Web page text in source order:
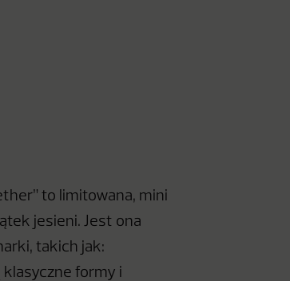
to limitowana, mini
jesieni. Jest ona
takich jak:
klasyczne formy i